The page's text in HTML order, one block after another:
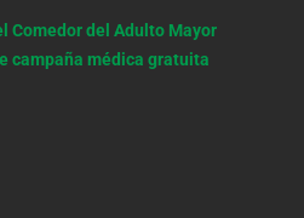
Comedor del Adulto Mayor
campaña médica gratuita